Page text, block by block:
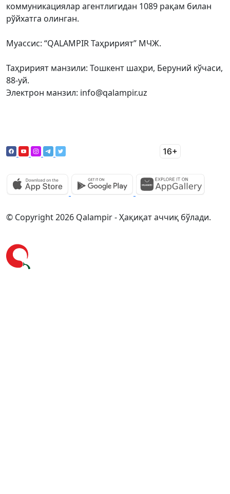
коммуникациялар агентлигидан 1089 рақам билан
рўйхатга олинган.
Муассис: “QALAMPIR Таҳририят” МЧЖ.
Таҳририят манзили: Тошкент шаҳри, Беруний кўчаси,
88-уй.
Электрон манзил: info@qalampir.uz
© Copyright 2026 Qalampir - Ҳақиқат аччиқ бўлади.